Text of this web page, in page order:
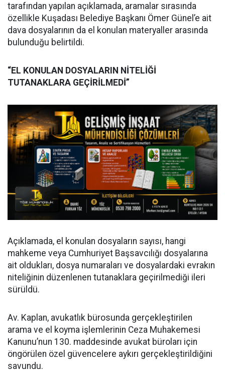
tarafından yapılan açıklamada, aramalar sırasında
özellikle Kuşadası Belediye Başkanı Ömer Günel’e ait
dava dosyalarının da el konulan materyaller arasında
bulunduğu belirtildi.
“EL KONULAN DOSYALARIN NİTELİĞİ
TUTANAKLARA GEÇİRİLMEDİ”
Açıklamada, el konulan dosyaların sayısı, hangi
mahkeme veya Cumhuriyet Başsavcılığı dosyalarına
ait oldukları, dosya numaraları ve dosyalardaki evrakın
niteliğinin düzenlenen tutanaklara geçirilmediği ileri
sürüldü.
Av. Kaplan, avukatlık bürosunda gerçekleştirilen
arama ve el koyma işlemlerinin Ceza Muhakemesi
Kanunu’nun 130. maddesinde avukat büroları için
öngörülen özel güvencelere aykırı gerçekleştirildiğini
savundu.